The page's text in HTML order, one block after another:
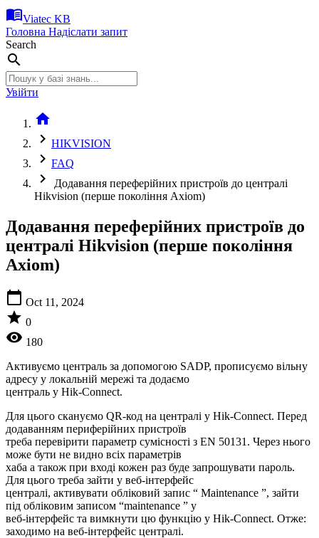
menu_bookViatec KB
Головна Надіслати запит
Search
search
Увійти
home
chevron_right HIKVISION
chevron_right FAQ
chevron_right
Додавання переферійних пристроїв до централі
Hikvision (перше покоління Axiom)
Додавання переферійних пристроїв до
централі Hikvision (перше покоління
Axiom)
calendar_today Oct 11, 2024
star 0
visibility 180
Активуємо централь за допомогою SADP, прописуємо вільну
адресу у локальній мережі та додаємо
централь у Hik-Connect.
Для цього скануємо QR-код на централі у Hik-Connect. Перед
додаванням периферійних пристроїв
треба перевірити параметр сумісності з EN 50131. Через нього
може бути не видно всіх параметрів
хаба а також при вході кожен раз буде запрошувати пароль.
Для цього треба зайти у веб-інтерфейс
централі, активувати обліковий запис “ Maintenance ”, зайти
під обліковим записом “maintenance ” у
веб-інтерфейс та вимкнути цю функцію у Hik-Connect. Отже:
заходимо на веб-інтерфейс централі.